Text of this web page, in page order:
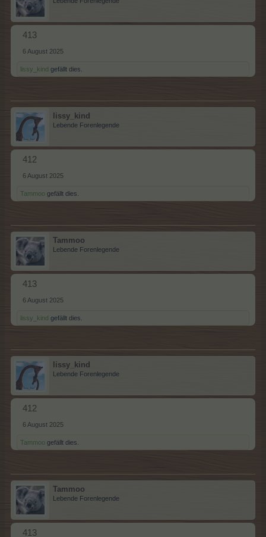
413
6 August 2025
lissy_kind gefällt dies.
lissy_kind
Lebende Forenlegende
412
6 August 2025
Tammoo gefällt dies.
Tammoo
Lebende Forenlegende
413
6 August 2025
lissy_kind gefällt dies.
lissy_kind
Lebende Forenlegende
412
6 August 2025
Tammoo gefällt dies.
Tammoo
Lebende Forenlegende
413